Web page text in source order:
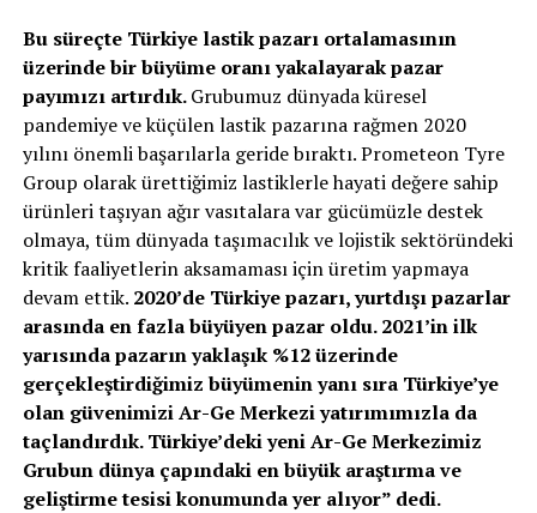
Bu süreçte Türkiye lastik pazarı ortalamasının
üzerinde bir büyüme oranı yakalayarak pazar
payımızı artırdık.Grubumuz dünyada küresel
pandemiye ve küçülen lastik pazarına rağmen 2020
yılını önemli başarılarla geride bıraktı. Prometeon Tyre
Group olarak ürettiğimiz lastiklerle hayati değere sahip
ürünleri taşıyan ağır vasıtalara var gücümüzle destek
olmaya, tüm dünyada taşımacılık ve lojistik sektöründeki
kritik faaliyetlerin aksamaması için üretim yapmaya
devam ettik. 2020’de Türkiye pazarı, yurtdışı pazarlar
arasında en fazla büyüyen pazar oldu. 2021’in ilk
yarısında pazarın yaklaşık %12 üzerinde
gerçekleştirdiğimiz büyümenin yanı sıra Türkiye’ye
olan güvenimizi Ar-Ge Merkezi yatırımımızla da
taçlandırdık. Türkiye’deki yeni Ar-Ge Merkezimiz
Grubun dünya çapındaki en büyük araştırma ve
geliştirme tesisi konumunda yer alıyor” dedi.